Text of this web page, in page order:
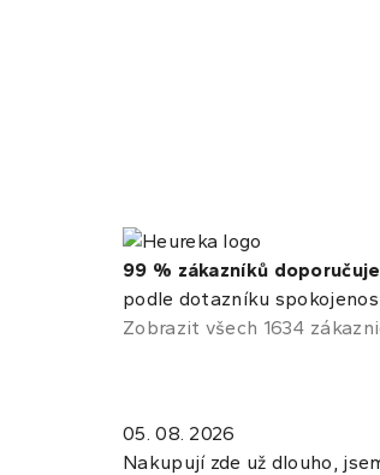
99 % zákazníků doporučuje
podle dotazníku
Zobrazit všech 1634
05. 08. 2026
Nakupují zde už dlouho,